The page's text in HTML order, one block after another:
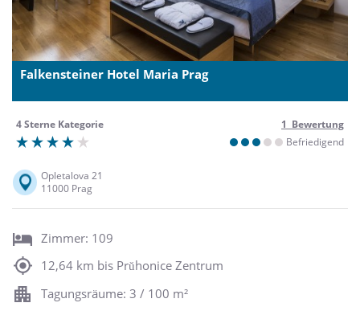
Falkensteiner Hotel Maria Prag
4 Sterne Kategorie
1 Bewertung
Befriedigend
Opletalova 21
11000 Prag
Zimmer: 109
12,64 km bis Prŭhonice Zentrum
Tagungsräume: 3 / 100 m²